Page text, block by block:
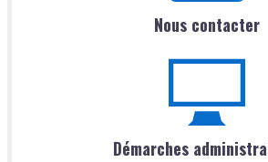
Nous contacter
Démarches